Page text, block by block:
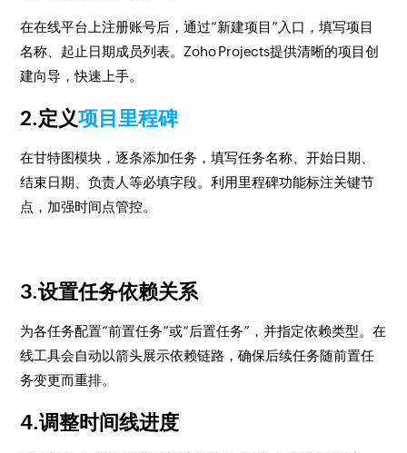
在在线平台上注册账号后，通过“新建项目”入口，填写项目
名称、起止日期成员列表。Zoho Projects提供清晰的项目创
建向导，快速上手。
2.定义项目里程碑
在甘特图模块，逐条添加任务，填写任务名称、开始日期、
结束日期、负责人等必填字段。利用里程碑功能标注关键节
点，加强时间点管控。
3.设置任务依赖关系
为各任务配置“前置任务”或“后置任务”，并指定依赖类型。在
线工具会自动以箭头展示依赖链路，确保后续任务随前置任
务变更而重排。
4.调整时间线进度